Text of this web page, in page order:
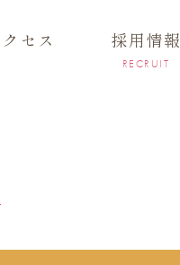
セス 採用情報
RECRUIT